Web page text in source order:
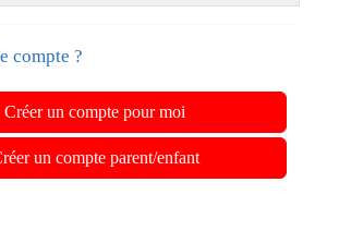
compte ?
Créer un compte pour moi
un compte parent/enfant